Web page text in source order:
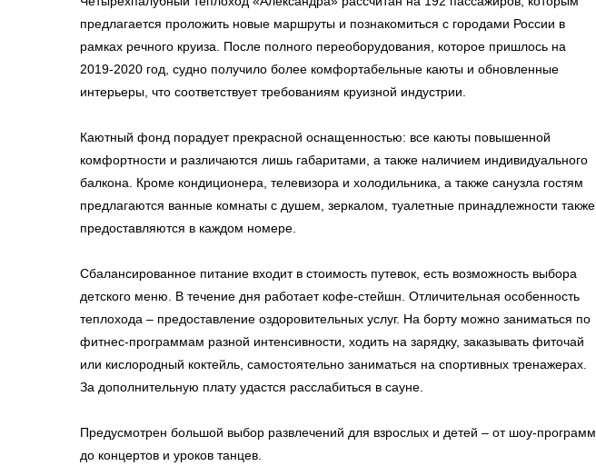
предлагается проложить новые маршруты и познакомиться с городами России в
рамках речного круиза. После полного переоборудования, которое пришлось на
2019-2020 год, судно получило более комфортабельные каюты и обновленные
интерьеры, что соответствует требованиям круизной индустрии.
Каютный фонд порадует прекрасной оснащенностью: все каюты повышенной
комфортности и различаются лишь габаритами, а также наличием индивидуального
балкона. Кроме кондиционера, телевизора и холодильника, а также санузла гостям
предлагаются ванные комнаты с душем, зеркалом, туалетные принадлежности также
предоставляются в каждом номере.
Сбалансированное питание входит в стоимость путевок, есть возможность выбора
детского меню. В течение дня работает кофе-стейшн. Отличительная особенность
теплохода – предоставление оздоровительных услуг. На борту можно заниматься по
фитнес-программам разной интенсивности, ходить на зарядку, заказывать фиточай
или кислородный коктейль, самостоятельно заниматься на спортивных тренажерах.
За дополнительную плату удастся расслабиться в сауне.
Предусмотрен большой выбор развлечений для взрослых и детей – от шоу-программ
до концертов и уроков танцев.